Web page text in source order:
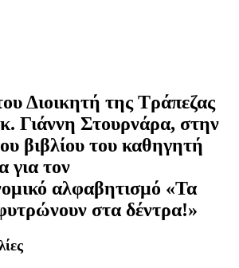
Διοικητή της Τράπεζας
Γιάννη Στουρνάρα, στην
βιβλίου του καθηγητή
για τον
αλφαβητισμό «Τα
στα δέντρα!»